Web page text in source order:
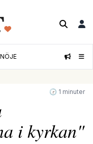
NÖJE
🕝 1 minuter
i kyrkan"